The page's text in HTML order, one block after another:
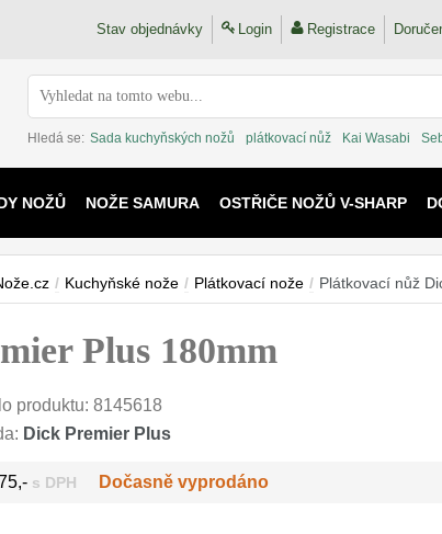
Stav objednávky Login Registrace
Hledá se: Sada kuchyňských nožů plátkovací nůž Kai Wasabi
NOŽŮ NOŽE SAMURA OSTŘIČE NOŽŮ V-SHARP
/ Kuchyňské nože / Plátkovací nože / Plátkovací nůž
Plus 180mm
produktu: 8145618
Dick Premier Plus
s DPH Dočasně vyprodáno